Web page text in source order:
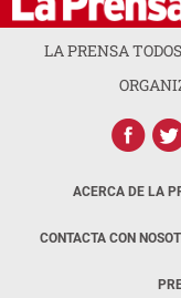
LA PRENSA
ACERCA DE LA
CONTACTA CON